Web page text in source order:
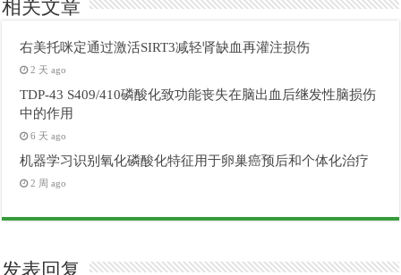
相关文章
右美托咪定通过激活SIRT3减轻肾缺血再灌注损伤
2 天 ago
TDP-43 S409/410磷酸化致功能丧失在脑出血后继发性脑损伤
中的作用
6 天 ago
机器学习识别氧化磷酸化特征用于卵巢癌预后和个体化治疗
2 周 ago